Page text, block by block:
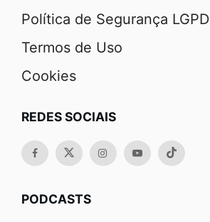
Política de Segurança LGPD
Termos de Uso
Cookies
REDES SOCIAIS
PODCASTS